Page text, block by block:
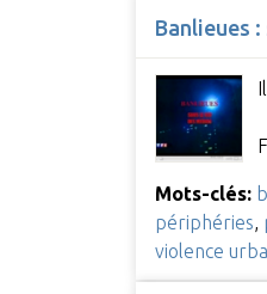
Banlieues
Mots-clés:
périphéries,
violence